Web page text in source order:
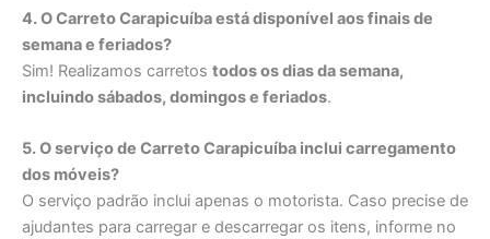
4. O Carreto Carapicuíba está disponível aos finais de
semana e feriados?
Sim! Realizamos carretos todos os dias da semana,
incluindo sábados, domingos e feriados.
5. O serviço de Carreto Carapicuíba inclui carregamento
dos móveis?
O serviço padrão inclui apenas o motorista. Caso precise de
ajudantes para carregar e descarregar os itens, informe no